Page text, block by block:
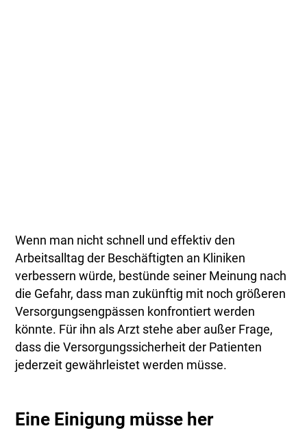
Wenn man nicht schnell und effektiv den
Arbeitsalltag der Beschäftigten an Kliniken
verbessern würde, bestünde seiner Meinung nach
die Gefahr, dass man zukünftig mit noch größeren
Versorgungsengpässen konfrontiert werden
könnte. Für ihn als Arzt stehe aber außer Frage,
dass die Versorgungssicherheit der Patienten
jederzeit gewährleistet werden müsse.
Eine Einigung müsse her